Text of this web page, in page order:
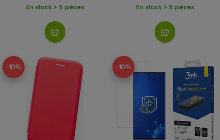
En stock > 5 pièces En stock > 5 pièces
-10% -10%